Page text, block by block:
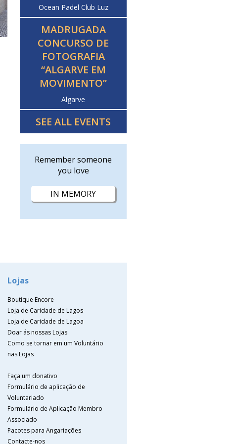
Ocean Padel Club Luz
MADRUGADA
CONCURSO DE
FOTOGRAFIA
“ALGARVE EM
MOVIMENTO”
Algarve
SEE ALL EVENTS
Remember someone
you love
IN MEMORY
Lojas
Boutique Encore
Loja de Caridade de Lagos
Loja de Caridade de Lagoa
Doar ás nossas Lojas
Como se tornar em um Voluntário
nas Lojas
Faça um donativo
Formulário de aplicação de
Voluntariado
Formulário de Aplicação Membro
Associado
Pacotes para Angariações
Contacte-nos